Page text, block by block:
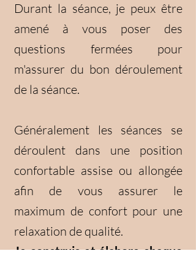
Durant la séance, je peux être
amené à vous poser des
questions fermées pour
m'assurer du bon déroulement
de la séance.
Généralement les séances se
déroulent dans une position
confortable assise ou allongée
afin de vous assurer le
maximum de confort pour une
relaxation de qualité.
Je construis et élabore chaque